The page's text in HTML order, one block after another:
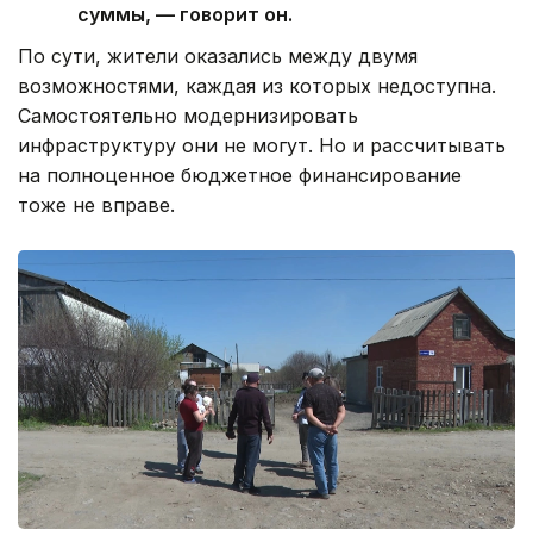
суммы, — говорит он.
По сути, жители оказались между двумя
возможностями, каждая из которых недоступна.
Самостоятельно модернизировать
инфраструктуру они не могут. Но и рассчитывать
на полноценное бюджетное финансирование
тоже не вправе.